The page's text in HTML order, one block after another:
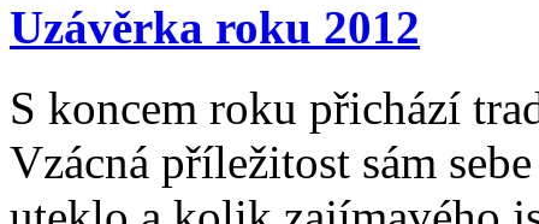
Uzávěrka roku 2012
S koncem roku přichází
Vzácná příležitost sám